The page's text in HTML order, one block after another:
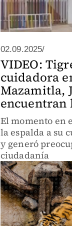
02.09.2025/
VIDEO:
cuidadora
Mazamitla,
encuentran
El momento en
la espalda a su
y generó
ciudadanía